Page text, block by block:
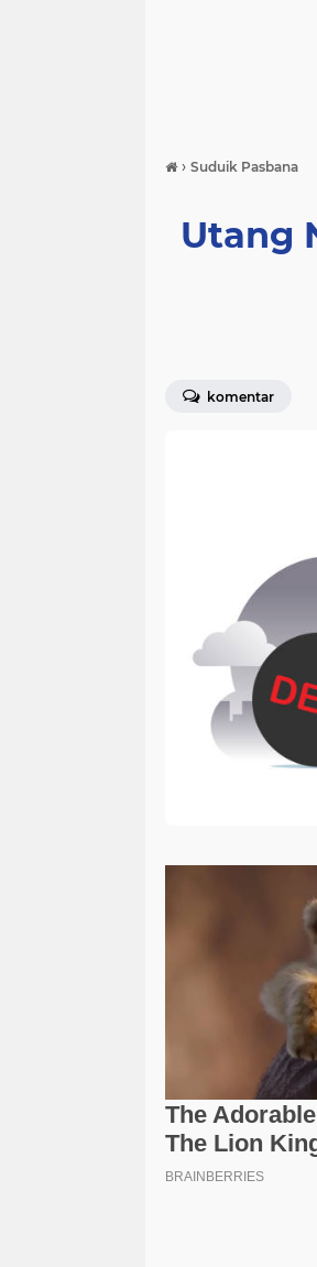
› Suduik Pasbana
Utang
komentar